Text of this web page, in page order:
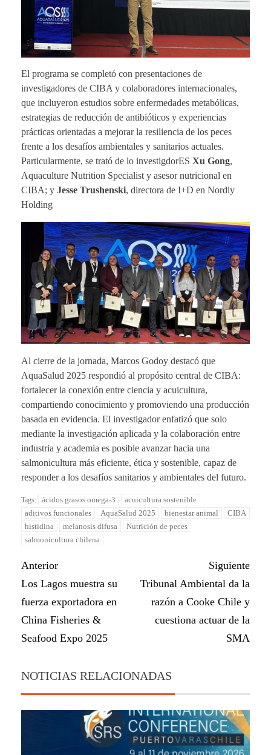
El programa se completó con presentaciones de
investigadores de CIBA y colaboradores internacionales,
que incluyeron estudios sobre enfermedades metabólicas,
estrategias de reducción de antibióticos y experiencias
prácticas orientadas a mejorar la resiliencia de los peces
frente a los desafíos ambientales y sanitarios actuales.
Particularmente, se trató de lo investigdorES Xu Gong,
Aquaculture Nutrition Specialist y asesor nutricional en
CIBA; y Jesse Trushenski, directora de I+D en Nordly
Holding
Al cierre de la jornada, Marcos Godoy destacó que
AquaSalud 2025 respondió al propósito central de CIBA:
fortalecer la conexión entre ciencia y acuicultura,
compartiendo conocimiento y promoviendo una producción
basada en evidencia. El investigador enfatizó que solo
mediante la investigación aplicada y la colaboración entre
industria y academia es posible avanzar hacia una
salmonicultura más eficiente, ética y sostenible, capaz de
responder a los desafíos sanitarios y ambientales del futuro.
Tags: ácidos grasos omega-3
acuicultura sostenible
aditivos funcionales
AquaSalud 2025 bienestar animal
CIBA
histidina
melanosis difusa
Nutrición de peces
salmonicultura chilena
Anterior
Los Lagos muestra su
fuerza exportadora en
China Fisheries &
Seafood Expo 2025
Siguiente
Tribunal Ambiental da la
razón a Cooke Chile y
cuestiona actuar de la
SMA
NOTICIAS RELACIONADAS